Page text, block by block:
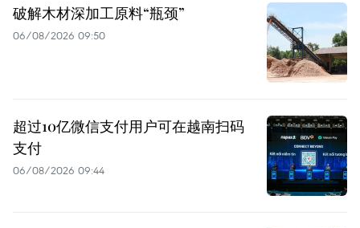
破解木材深加工原料“瓶颈”
06/08/2026 09:50
超过10亿微信支付用户可在越南扫码
支付
06/08/2026 09:44